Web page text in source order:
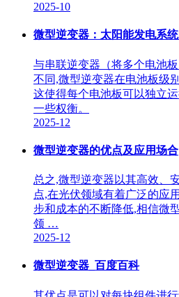
2025-10
微型逆变器：太阳能发电系
与串联逆变器（将多个电池
不同,微型逆变器在电池板级
这使得每个电池板可以独立
一些权衡。
2025-12
微型逆变器的优点及应用场合
总之,微型逆变器以其高效、
点,在光伏领域有着广泛的应
步和成本的不断降低,相信微
领 …
2025-12
微型逆变器_百度百科